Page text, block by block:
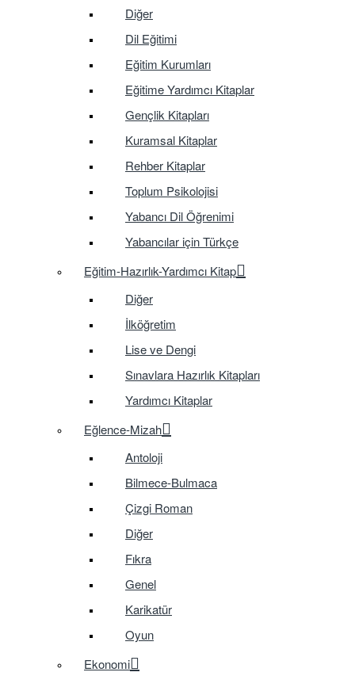
Diğer
Dil Eğitimi
Eğitim Kurumları
Eğitime Yardımcı Kitaplar
Gençlik Kitapları
Kuramsal Kitaplar
Rehber Kitaplar
Toplum Psikolojisi
Yabancı Dil Öğrenimi
Yabancılar için Türkçe
Eğitim-Hazırlık-Yardımcı Kitap
Diğer
İlköğretim
Lise ve Dengi
Sınavlara Hazırlık Kitapları
Yardımcı Kitaplar
Eğlence-Mizah
Antoloji
Bilmece-Bulmaca
Çizgi Roman
Diğer
Fıkra
Genel
Karikatür
Oyun
Ekonomi